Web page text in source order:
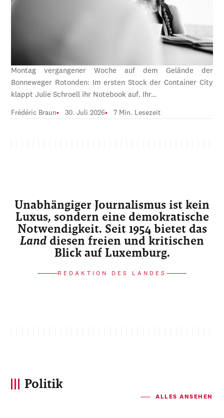
Montag vergangener Woche auf dem Gelände der
Bonneweger Rotonden: Im ersten Stock der Container City
klappt Julie Schroell ihr Notebook auf. Ihr…
Frédéric Braun 30. Juli 2026 7 Min. Lesezeit
Unabhängiger Journalismus ist kein
Luxus, sondern eine demokratische
Notwendigkeit. Seit 1954 bietet das
Land diesen freien und kritischen
Blick auf Luxemburg.
REDAKTION DES LANDES
Politik
ALLES ANSEHEN